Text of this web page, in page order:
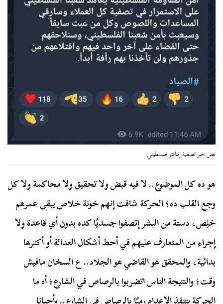
نص خبر تصفية إتناشر فلسطيني
هو ده كل الموضوع.. لا فيه قبض ولا تحقيق ولا محاكمة ولا كل
وجع القلب ده؛ الحركة شافت إنهم خونة خلاص يبقى عمرهم
خلِص، دستة من البشر إتصفوا جسديًا كده بدون أي قاعدة ولا
إجراء من المتعارف عليهم في أحط أشكال العدالة أو أكترها
بدائية، والمحقق هو القاضي هو الجلاد.. ع السخان مافيش
وقت؛ والنتيجة الناس اتضربوا بالرصاص في الشارع؛ أه ما